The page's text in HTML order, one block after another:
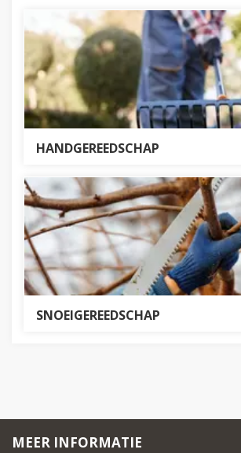
HANDGEREEDSCHAP
SNOEIGEREEDSCHAP
MEER INFORMATIE